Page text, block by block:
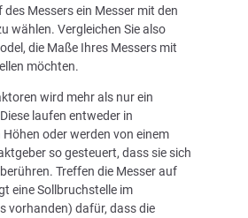
Messers ein Messer mit den
wählen. Vergleichen Sie also
die Maße Ihres Messers mit
möchten.
wird mehr als nur ein
laufen entweder in
oder werden von einem
so gesteuert, dass sie sich
Treffen die Messer auf
eine Sollbruchstelle im
vorhanden) dafür, dass die